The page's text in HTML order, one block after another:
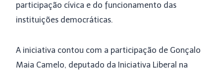
participação cívica e do funcionamento das
instituições democráticas.
A iniciativa contou com a participação de Gonçalo
Maia Camelo, deputado da Iniciativa Liberal na